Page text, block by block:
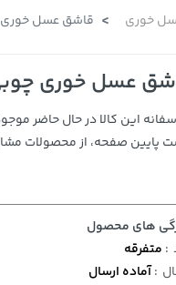
فرآورده های لبنی
دکوراسیون داخلی و
سرو و پذیرایی
لوازم حیوانات خانگی
خوری قاشق عسل
عسل خوری
این کالا در حال حاضر
پایین صفحه، از محصولات
های محصول
: متفرقه
:آماده ارسال